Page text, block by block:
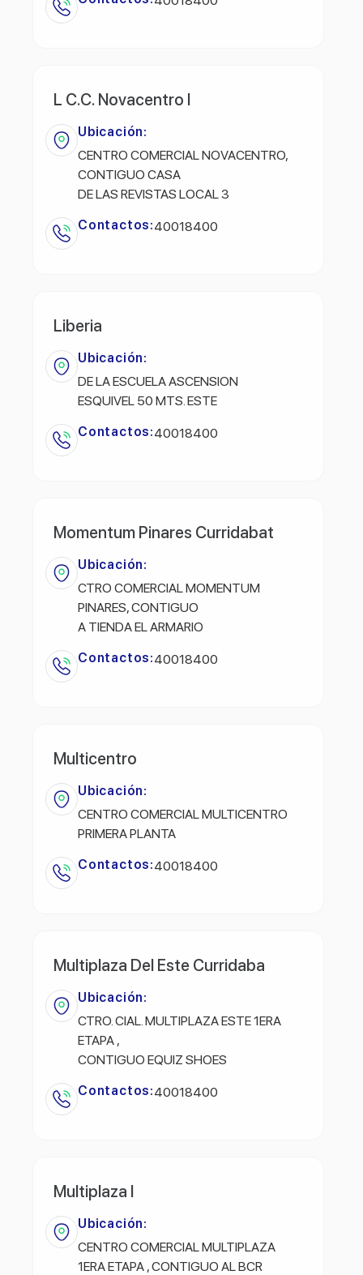
L C.C. Novacentro I
Ubicación:
CENTRO COMERCIAL NOVACENTRO,
CONTIGUO CASA
DE LAS REVISTAS LOCAL 3
Contactos:40018400
Liberia
Ubicación:
DE LA ESCUELA ASCENSION
ESQUIVEL 50 MTS. ESTE
Contactos:40018400
Momentum Pinares Curridabat
Ubicación:
CTRO COMERCIAL MOMENTUM
PINARES, CONTIGUO
A TIENDA EL ARMARIO
Contactos:40018400
Multicentro
Ubicación:
CENTRO COMERCIAL MULTICENTRO
PRIMERA PLANTA
Contactos:40018400
Multiplaza Del Este Curridaba
Ubicación:
CTRO. CIAL. MULTIPLAZA ESTE 1ERA
ETAPA ,
CONTIGUO EQUIZ SHOES
Contactos:40018400
Multiplaza I
Ubicación:
CENTRO COMERCIAL MULTIPLAZA
1ERA ETAPA , CONTIGUO AL BCR